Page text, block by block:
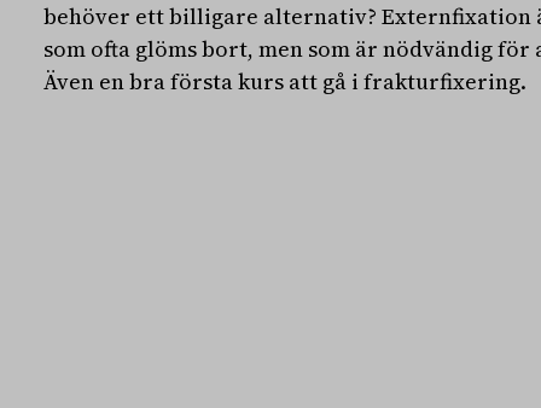
behöver ett billigare alternativ? Externfixation
som ofta glöms bort, men som är nödvändig
Även en bra första kurs att gå i frakturfixering.